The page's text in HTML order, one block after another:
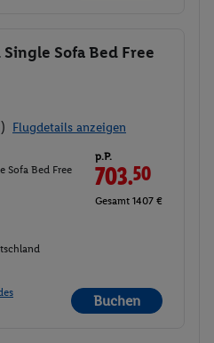
Sofa Bed Free
Flugdetails anzeigen
Sofa Bed Free
p.P.
703.50
Gesamt 1407 €
Buchen